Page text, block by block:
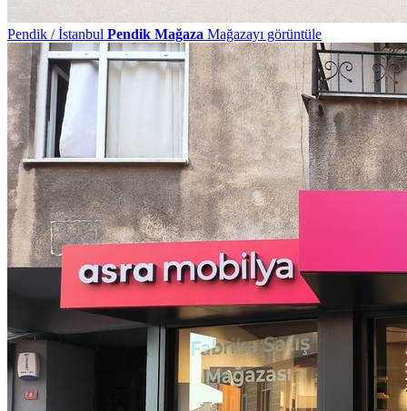
Pendik / İstanbul Pendik Mağaza Mağazayı görüntüle